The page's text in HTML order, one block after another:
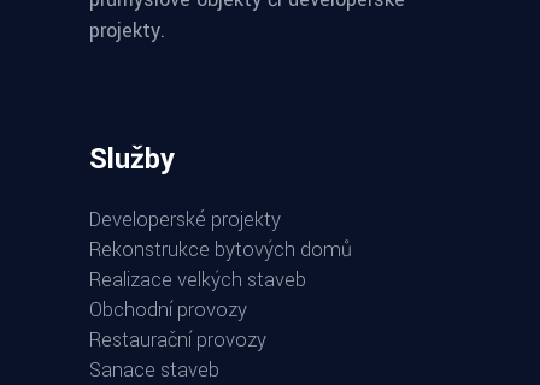
projekty.
Služby
Developerské projekty
Rekonstrukce bytových domů
Realizace velkých staveb
Obchodní provozy
Restaurační provozy
Sanace staveb